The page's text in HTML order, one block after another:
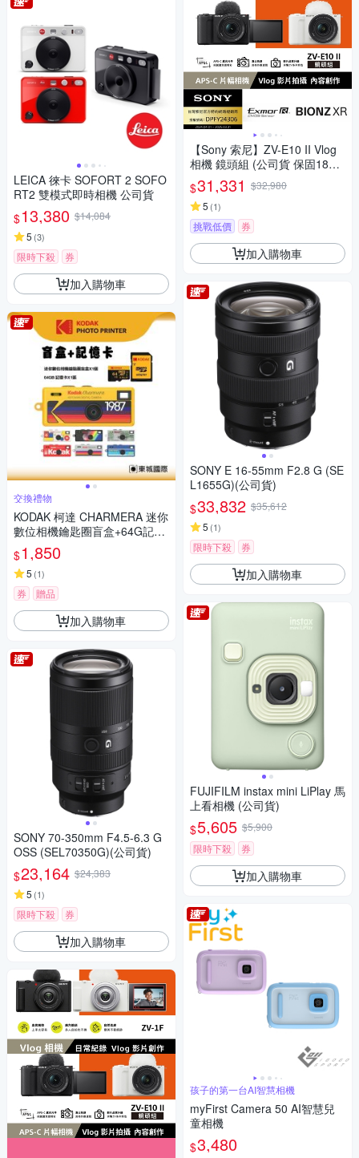
LEICA 徠卡 SOFORT 2 SOFO
RT2 雙模式即時相機 公司貨
$13,380 $14,084
5 (3)
限時下殺 券
加入購物車
交換禮物
KODAK 柯達 CHARMERA 迷你
數位相機鑰匙圈盲盒+64G記憶
卡組
$1,850
5 (1)
券 贈品
加入購物車
SONY 70-350mm F4.5-6.3 G
OSS (SEL70350G)(公司貨)
$23,164 $24,383
5 (1)
限時下殺 券
加入購物車
【Sony 索尼】ZV-E10 II Vlog
相機 鏡頭組 (公司貨 保固18+6
個月)
$31,331 $32,980
5 (1)
挑戰低價 券
加入購物車
SONY E 16-55mm F2.8 G (SE
L1655G)(公司貨)
$33,832 $35,612
5 (1)
限時下殺 券
加入購物車
FUJIFILM instax mini LiPlay 馬
上看相機 (公司貨)
$5,605 $5,900
限時下殺
券
加入購物車
孩子的第一台AI智慧相機
myFirst Camera 50 AI智慧兒
童相機
$3,480